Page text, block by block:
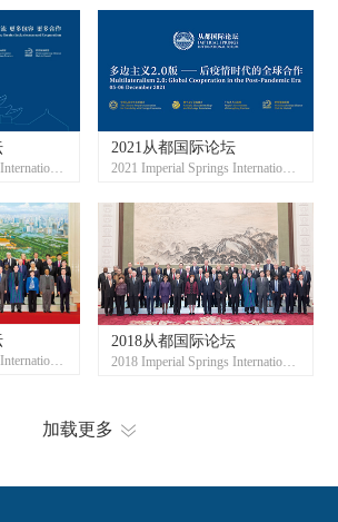
2023 Imperial Springs International Forum
2021从都国际论坛
2021 Imperial Springs International Forum
2019 Imperial Springs International Forum
2018从都国际论坛
加载更多